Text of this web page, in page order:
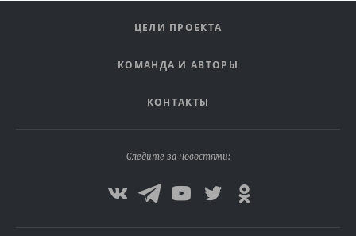
ЦЕЛИ ПРОЕКТА
КОМАНДА И АВТОРЫ
КОНТАКТЫ
Следите за новостями: